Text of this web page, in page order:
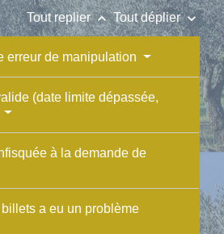
Tout replierkeyboard_arrow_up Tout déplierkeyboard_arrow_down
erreur de manipulation
(date limite dépassée,
à la demande de
a eu un problème